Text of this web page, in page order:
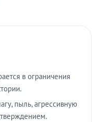
в ограничения
пыль, агрессивную